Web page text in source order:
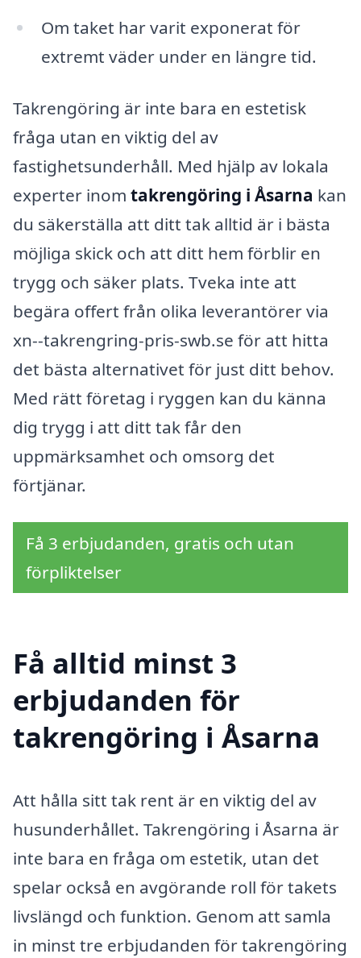
Om taket har varit exponerat för
extremt väder under en längre tid.
Takrengöring är inte bara en estetisk
fråga utan en viktig del av
fastighetsunderhåll. Med hjälp av lokala
experter inom takrengöring i Åsarna kan
du säkerställa att ditt tak alltid är i bästa
möjliga skick och att ditt hem förblir en
trygg och säker plats. Tveka inte att
begära offert från olika leverantörer via
xn--takrengring-pris-swb.se för att hitta
det bästa alternativet för just ditt behov.
Med rätt företag i ryggen kan du känna
dig trygg i att ditt tak får den
uppmärksamhet och omsorg det
förtjänar.
Få 3 erbjudanden, gratis och utan
förpliktelser
Få alltid minst 3
erbjudanden för
takrengöring i Åsarna
Att hålla sitt tak rent är en viktig del av
husunderhållet. Takrengöring i Åsarna är
inte bara en fråga om estetik, utan det
spelar också en avgörande roll för takets
livslängd och funktion. Genom att samla
in minst tre erbjudanden för takrengöring